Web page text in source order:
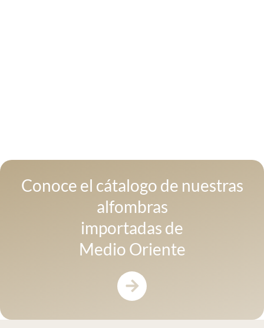
Conoce el cátalogo de nuestras
alfombras
importadas de
Medio Oriente